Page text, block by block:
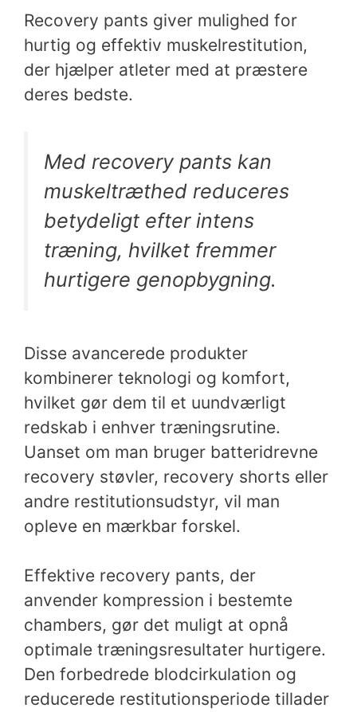
Recovery pants giver mulighed for
hurtig og effektiv muskelrestitution,
der hjælper atleter med at præstere
deres bedste.
Med recovery pants kan
muskeltræthed reduceres
betydeligt efter intens
træning, hvilket fremmer
hurtigere genopbygning.
Disse avancerede produkter
kombinerer teknologi og komfort,
hvilket gør dem til et uundværligt
redskab i enhver træningsrutine.
Uanset om man bruger batteridrevne
recovery støvler, recovery shorts eller
andre restitutionsudstyr, vil man
opleve en mærkbar forskel.
Effektive recovery pants, der
anvender kompression i bestemte
chambers, gør det muligt at opnå
optimale træningsresultater hurtigere.
Den forbedrede blodcirkulation og
reducerede restitutionsperiode tillader